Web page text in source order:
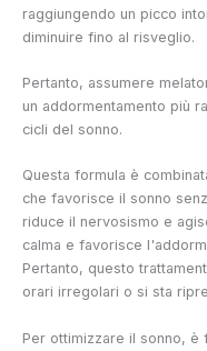
raggiungendo un picco
diminuire fino al risveglio.
Pertanto, assumere
un addormentamento più
cicli del sonno.
Questa formula è
che favorisce il sonno
riduce il nervosismo e
calma e favorisce
Pertanto, questo
orari irregolari o si sta
Per ottimizzare il sonno, è